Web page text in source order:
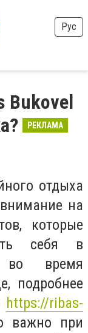
Рус
Bukovel
РЕКЛАМА
отдыха
на
которые
себя в
во время
подробнее
https://ribas-
важно при